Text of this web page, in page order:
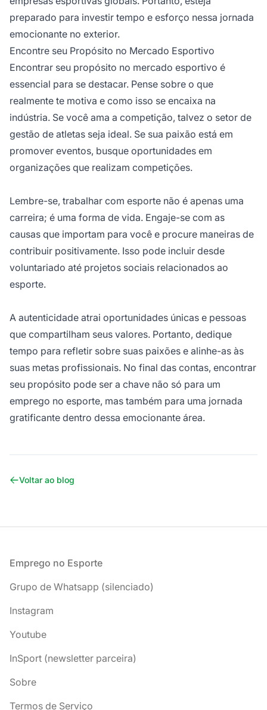
preparado para investir tempo e esforço nessa jornada
emocionante no exterior.
Encontre seu Propósito no Mercado Esportivo
Encontrar seu propósito no mercado esportivo é
essencial para se destacar. Pense sobre o que
realmente te motiva e como isso se encaixa na
indústria. Se você ama a competição, talvez o setor de
gestão de atletas seja ideal. Se sua paixão está em
promover eventos, busque oportunidades em
organizações que realizam competições.
Lembre-se, trabalhar com esporte não é apenas uma
carreira; é uma forma de vida. Engaje-se com as
causas que importam para você e procure maneiras de
contribuir positivamente. Isso pode incluir desde
voluntariado até projetos sociais relacionados ao
esporte.
A autenticidade atrai oportunidades únicas e pessoas
que compartilham seus valores. Portanto, dedique
tempo para refletir sobre suas paixões e alinhe-as às
suas metas profissionais. No final das contas, encontrar
seu propósito pode ser a chave não só para um
emprego no esporte, mas também para uma jornada
gratificante dentro dessa emocionante área.
Voltar ao blog
Rodapé
Emprego no Esporte
Grupo de Whatsapp (silenciado)
Instagram
Youtube
InSport (newsletter parceira)
Sobre
Termos de Serviço